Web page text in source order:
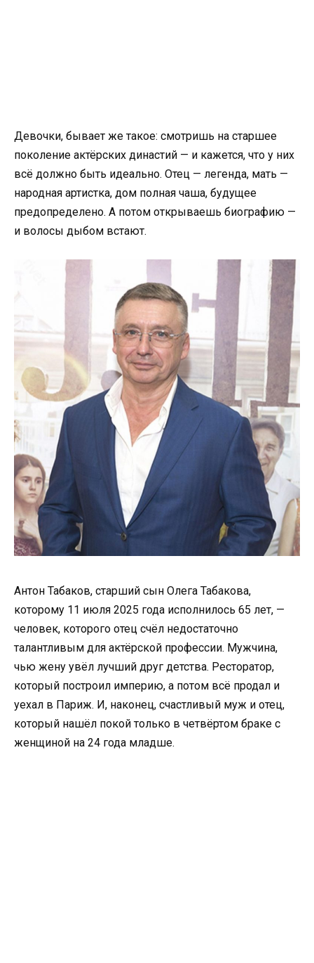
Девочки, бывает же такое: смотришь на старшее
поколение актёрских династий — и кажется, что у них
всё должно быть идеально. Отец — легенда, мать —
народная артистка, дом полная чаша, будущее
предопределено. А потом открываешь биографию —
и волосы дыбом встают.
Антон Табаков, старший сын Олега Табакова,
которому 11 июля 2025 года исполнилось 65 лет, —
человек, которого отец счёл недостаточно
талантливым для актёрской профессии. Мужчина,
чью жену увёл лучший друг детства. Ресторатор,
который построил империю, а потом всё продал и
уехал в Париж. И, наконец, счастливый муж и отец,
который нашёл покой только в четвёртом браке с
женщиной на 24 года младше.